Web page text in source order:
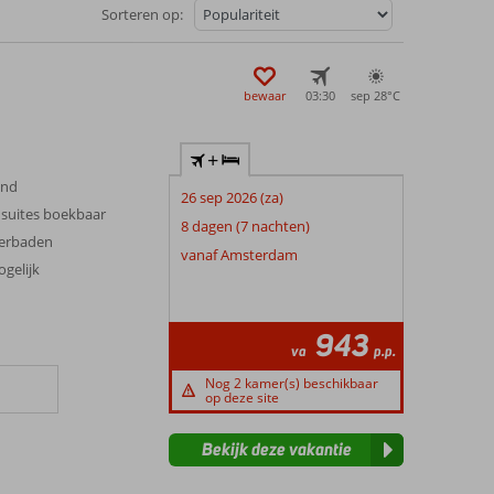
Sorteren op:
bewaar 03:30 sep 28°C
boekbaar
+
26 sep 2026 (za)
8 dagen (7 nachten)
vanaf Amsterdam
va 943 p.p.
Nog 2 kamer(s) beschikbaar
op deze site
Bekijk deze vakantie